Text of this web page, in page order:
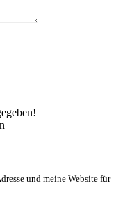
und meine Website für